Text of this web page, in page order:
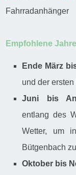
Fahrradanhänger
Empfohlene
Ende März
und der
Juni bis
entlang des
Wetter, um
Bütgenbach
Oktober bis